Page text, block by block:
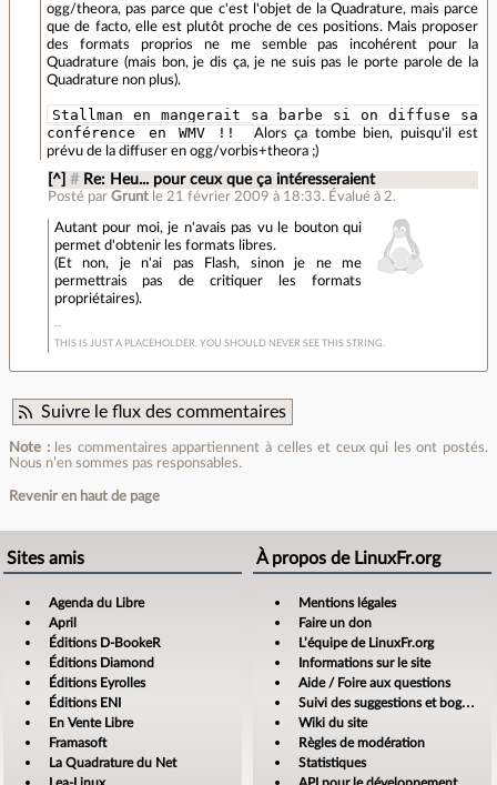
ogg/theora, pas parce que c'est l'objet de la Quadrature, mais parce
que de facto, elle est plutôt proche de ces positions. Mais proposer
des formats proprios ne me semble pas incohérent pour la
Quadrature (mais bon, je dis ça, je ne suis pas le porte parole de la
Quadrature non plus).
Stallman en mangerait sa barbe si on diffuse sa
conférence en WMV !!
Alors ça tombe bien, puisqu'il est
prévu de la diffuser en ogg/vorbis+theora ;)
[^] # Re: Heu... pour ceux que ça intéresseraient
Posté par Grunt le 21 février 2009 à 18:33. Évalué à 2.
Autant pour moi, je n'avais pas vu le bouton qui
permet d'obtenir les formats libres.
(Et non, je n'ai pas Flash, sinon je ne me
permettrais pas de critiquer les formats
propriétaires).
THIS IS JUST A PLACEHOLDER. YOU SHOULD NEVER SEE THIS STRING.
Suivre le flux des commentaires
Note :les commentaires appartiennent à celles et ceux qui les ont postés.
Nous n’en sommes pas responsables.
Revenir en haut de page
Sites amis
Agenda du Libre
April
Éditions D-BookeR
Éditions Diamond
Éditions Eyrolles
Éditions ENI
En Vente Libre
Framasoft
La Quadrature du Net
À propos de LinuxFr.org
Mentions légales
Faire un don
L’équipe de LinuxFr.org
Informations sur le site
Aide / Foire aux questions
Suivi des suggestions et bogues
Wiki du site
Règles de modération
Statistiques